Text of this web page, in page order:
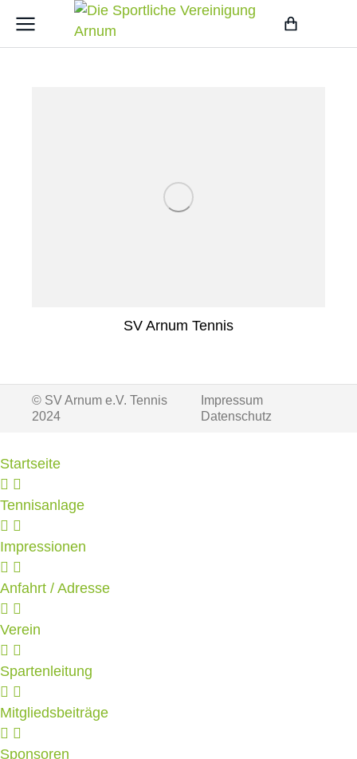
SV Arnum Tennis
© SV Arnum e.V. Tennis
2024
Impressum
Datenschutz
Startseite
Tennisanlage
Impressionen
Anfahrt / Adresse
Verein
Spartenleitung
Mitgliedsbeiträge
Sponsoren